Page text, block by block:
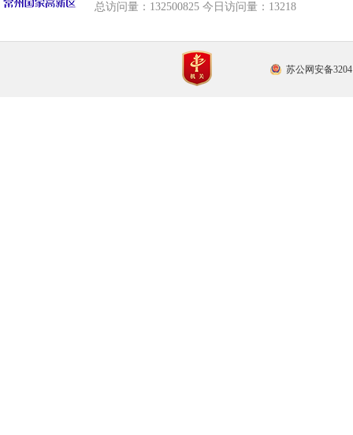
总访问量： 132500825 今日访问量： 13218
苏公网安备